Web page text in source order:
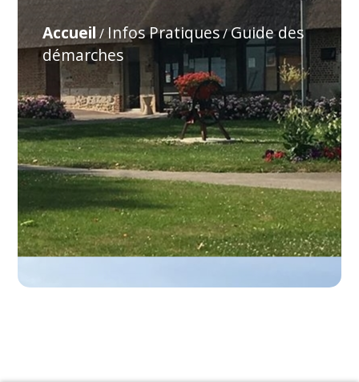
Accueil / Infos Pratiques/Guide des
démarches